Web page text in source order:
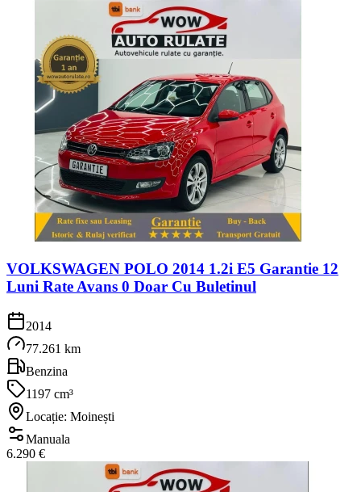
VOLKSWAGEN POLO 2014 1.2i E5 Garantie 12
Luni Rate Avans 0 Doar Cu Buletinul
2014
77.261 km
Benzina
1197 cm³
Locație: Moinești
Manuala
6.290 €